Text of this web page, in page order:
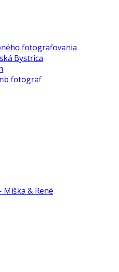
fotografovania
Bystrica
fotograf
Miška & René